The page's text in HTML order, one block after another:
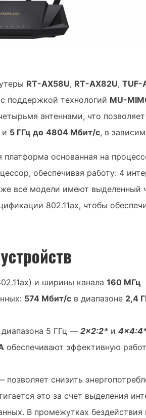
RT-AX58U, RT-AX82U,TUF-
с поддержкой технологий MU-
антеннами, что
и 5 ГГц до 4804 Мбит/с, в
основанная на
обеспечивая работу: 4
все модели имеют выделенный
802.11ax, чтобы
и ширины канала160 МГц
574 Мбит/с в диапазоне 2,4
диапазона 5 ГГц —2×2:2* и4×4:4
обеспечивают эффективную
позволяет снизить
это за счет выделения
В промежутках бездействия